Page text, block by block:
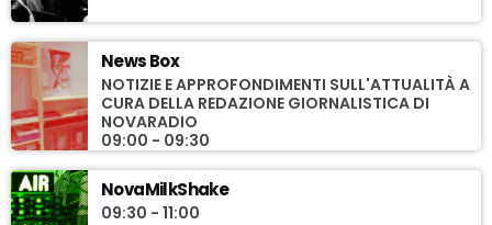
News Box
NOTIZIE E APPROFONDIMENTI SULL'ATTUALITÀ A
CURA DELLA REDAZIONE GIORNALISTICA DI
NOVARADIO
09:00 - 09:30
NovaMilkShake
09:30 - 11:00